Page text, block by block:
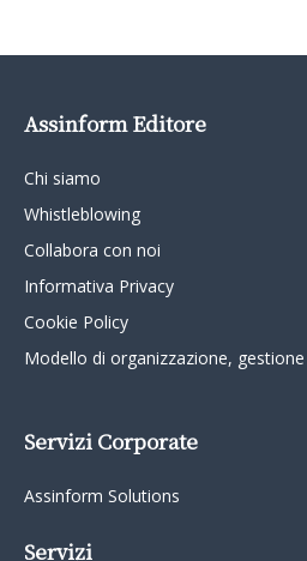
Assinform Editore
Chi siamo
Whistleblowing
Collabora con noi
Informativa Privacy
Cookie Policy
Modello di organizzazione,
Servizi Corporate
Assinform Solutions
Servizi